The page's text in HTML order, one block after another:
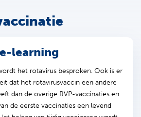
learning
het rotavirus besproken. Ook is er
dat het rotavirusvaccin een andere
dan de overige RVP-vaccinaties en
de eerste vaccinaties een levend